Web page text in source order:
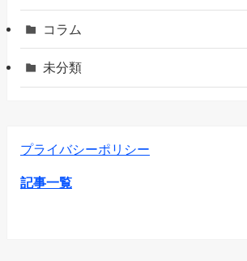
コラム
未分類
プライバシーポリシー
記事一覧